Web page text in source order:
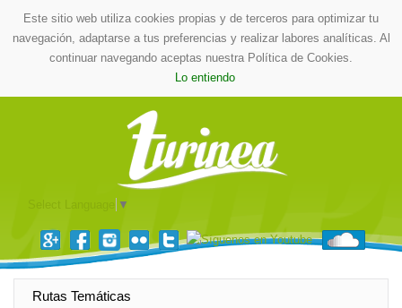
Este sitio web utiliza cookies propias y de terceros para optimizar tu
navegación, adaptarse a tus preferencias y realizar labores analíticas. Al
continuar navegando aceptas nuestra Política de Cookies.
Lo entiendo
▼
Rutas Temáticas